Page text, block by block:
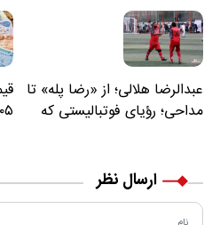
عبدالرضا هلالی؛ از «رضا پله» تا
مداحی؛ رؤیای فوتبالیستی که
ارسال نظر